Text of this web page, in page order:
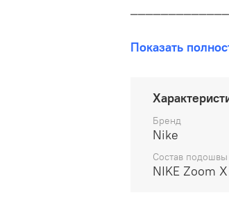
Бесплатная
По всей России
Почтой России 1
Показать
Бренд
Nike
Состав подошвы
NIKE Zoom X